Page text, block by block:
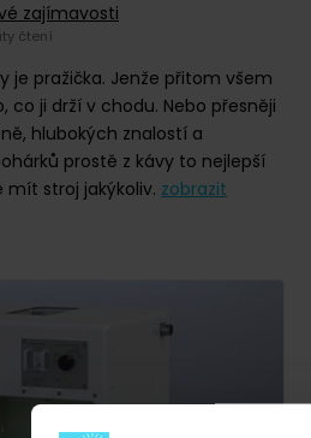
zajímavosti
čtení
je pražička. Jenže přitom všem
ji drží v chodu. Nebo přesněji
hlubokých znalostí a
prostě z kávy to nejlepší
stroj jakýkoliv. zobrazit